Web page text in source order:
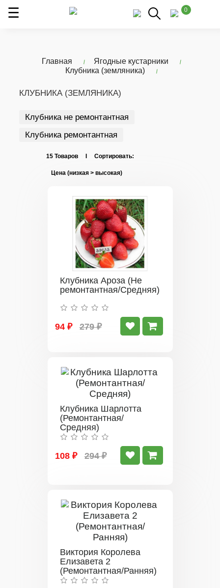
0
Главная
Ягодные кустарники
Клубника (земляника)
КЛУБНИКА (ЗЕМЛЯНИКА)
Клубника не ремонтантная
Клубника ремонтантная
15 Товаров I Сортировать:
Клубника Ароза (Не
ремонтантная/Средняя)
94 ₽ 279 ₽
Клубника Шарлотта
(Ремонтантная/
Средняя)
108 ₽ 294 ₽
Виктория Королева
Елизавета 2
(Ремонтантная/Ранняя)